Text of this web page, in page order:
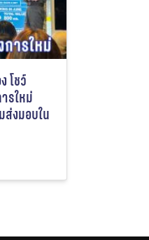
โชว์
รใหม่
ส่งมอบใน